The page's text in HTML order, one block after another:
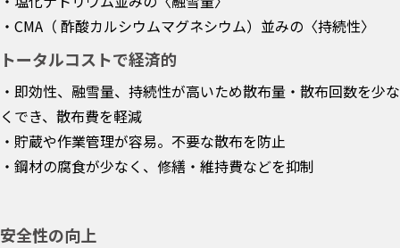
・CMA（ 酢酸カルシウムマグネシウム）並みの〈持続性〉
トータルコストで経済的
・即効性、融雪量、持続性が高いため散布量・散布回数を少な
くでき、散布費を軽減
・貯蔵や作業管理が容易。不要な散布を防止
・鋼材の腐食が少なく、修繕・維持費などを抑制
安全性の向上